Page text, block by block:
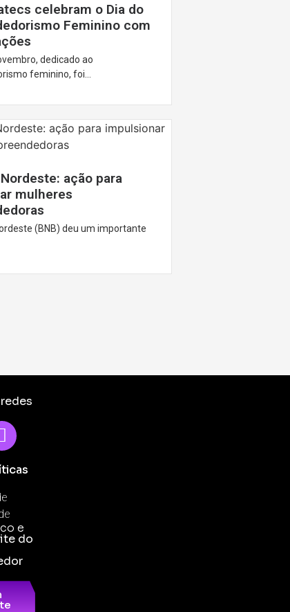
celebram o Dia do
Feminino com
dedicado ao
feminino, foi...
ação para
mulheres
(BNB) deu um importante
e
do